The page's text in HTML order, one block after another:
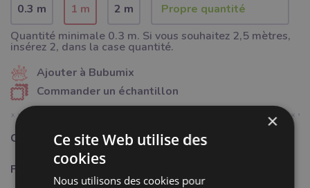
0.3 m 1 m
2 m
Quantité minimale 0.3 m. Si vous souhaitez 2,5 mètres,
insérez 2, dans la case quantité.
Ajouter à Bubumix
Commander un échantillon
Catégorie: Mercerie
Fabricant:
×
Ce site Web utilise des
cookies
Nous utilisons des cookies pour